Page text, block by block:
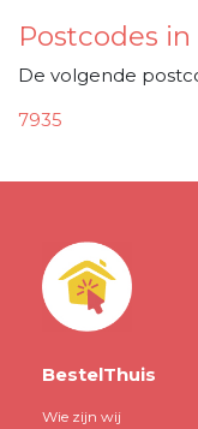
Postcodes
De volgende
7935
BestelThuis
Wie zijn wij